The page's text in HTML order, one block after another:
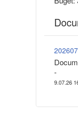
-
9.07.26